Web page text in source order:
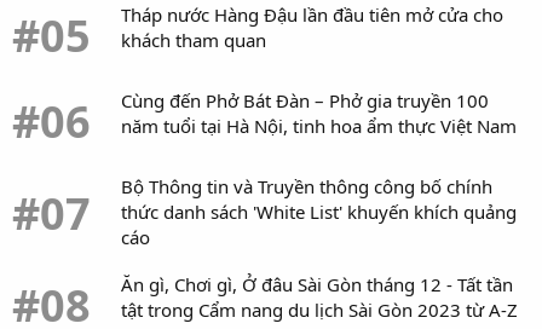
#05
Tháp nước Hàng Đậu lần đầu tiên mở cửa cho
khách tham quan
#06
Cùng đến Phở Bát Đàn – Phở gia truyền 100
năm tuổi tại Hà Nội, tinh hoa ẩm thực Việt Nam
#07
Bộ Thông tin và Truyền thông công bố chính
thức danh sách 'White List' khuyến khích quảng
cáo
#08
Ăn gì, Chơi gì, Ở đâu Sài Gòn tháng 12 - Tất tần
tật trong Cẩm nang du lịch Sài Gòn 2023 từ A-Z